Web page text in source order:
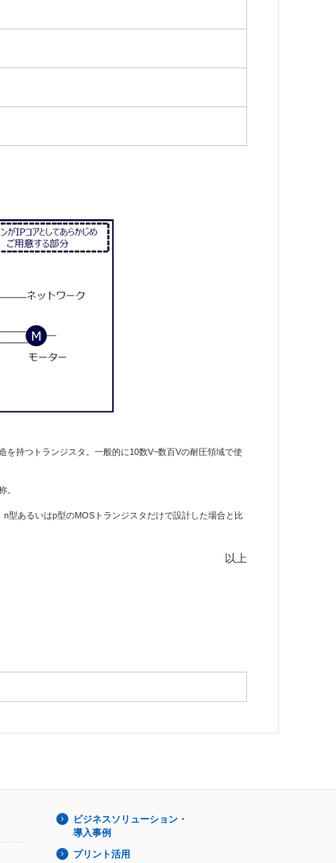
持つトランジスタ。一般的に10数V~数百Vの耐圧領域で使
。
型あるいはp型のMOSトランジスタだけで設計した場合と比
以上
ビジネスソリューション・
導入事例
プリント活用